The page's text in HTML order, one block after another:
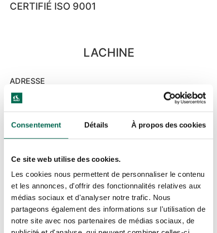
Consentement Détails À propos des cookies
Ce site web utilise des cookies.
Les cookies nous permettent de personnaliser le contenu
et les annonces, d'offrir des fonctionnalités relatives aux
médias sociaux et d'analyser notre trafic. Nous
partageons également des informations sur l'utilisation de
notre site avec nos partenaires de médias sociaux, de
CERTIFIÉ ISO 9001
LACHINE
ADRESSE
23, AVENUE MILTON,
LACHINE (QUÉBEC)
H8R 1K6
SAINT-HUBERT